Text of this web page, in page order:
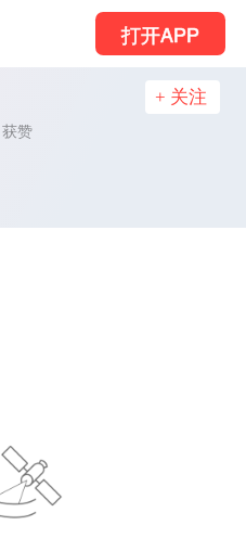
打开APP
获赞
+ 关注